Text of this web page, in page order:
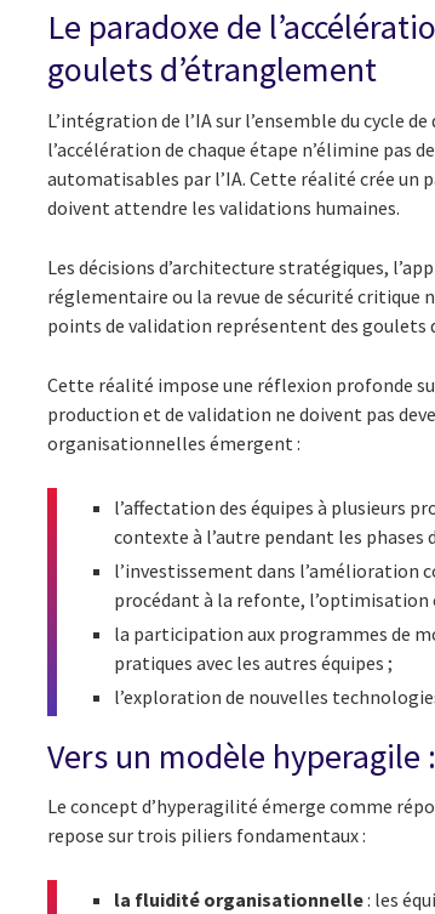
Le paradoxe de
goulets d’étranglement
L’intégration de l’IA sur l’ensemble du cycle
l’accélération de chaque étape n’élimine pas
automatisables par l’IA. Cette réalité crée un
doivent attendre les validations humaines.
Les décisions d’architecture stratégiques,
réglementaire ou la revue de sécurité critique
points de validation représentent des goulets
Cette réalité impose une réflexion profonde
production et de validation ne doivent pas
organisationnelles émergent :
l’affectation des équipes à plusieurs
contexte à l’autre pendant les phases
l’investissement dans l’amélioration
procédant à la refonte, l’optimisation
la participation aux programmes de
pratiques avec les autres équipes ;
l’exploration de nouvelles
Vers un modèle
Le concept d’hyperagilité émerge comme
repose sur trois piliers fondamentaux :
la fluidité organisationnelle: les